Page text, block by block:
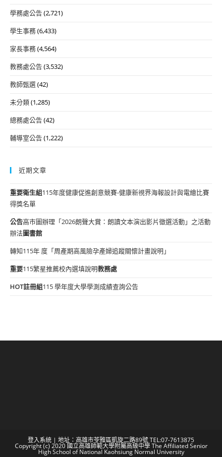
學務處公告(2,721)
學生事務(6,433)
家長事務(4,564)
教務處公告(3,532)
教師甄選(42)
未分類(1,285)
總務處公告(42)
輔導室公告(1,222)
近期文章
重要衛生組115年度健康促進創意競賽-健康新視界海報設計與電繪比賽
得獎名單
公告高市圖辦理「2026朗聲大賞：朗讀文本演出影片徵選活動」之活動
辦法圖書館
轉知115年 度「周產期高風險孕產婦追蹤關懷計畫說明」
重要115繁星推薦校內選填說明教務處
HOT註冊組115 學年度大學學測成績查詢公告
登入系統 | 地址：高雄市苓雅區凱旋二路89號 TEL:07-7613875
Copyright (c) 2020 國立高雄師範大學附屬高級中學 The Affiliated Senior
High School of National Kaohsiung Normal University